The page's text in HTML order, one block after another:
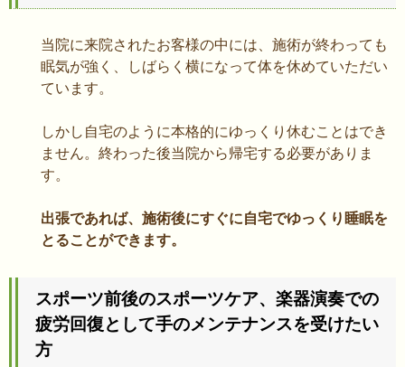
当院に来院されたお客様の中には、施術が終わっても
眠気が強く、しばらく横になって体を休めていただい
ています。
しかし自宅のように本格的にゆっくり休むことはでき
ません。終わった後当院から帰宅する必要がありま
す。
出張であれば、施術後にすぐに自宅でゆっくり睡眠を
とることができます。
スポーツ前後のスポーツケア、楽器演奏での
疲労回復として手のメンテナンスを受けたい
方